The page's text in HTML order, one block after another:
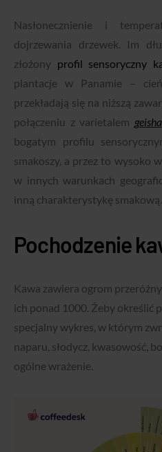
Nasłonecznienie i
dojrzewania drzewek. Im
złożony profil sensoryczny
plantacje w Panamie –
przekładają się na niższą
połączeniu z varietalem geisha
bogatym profilu
smakoszy, a przez to wysoko
w innych warunkach
inną charakterystykę smakową.
Pochodzenie
Kawa zawiera ogrom
ich ponad 1000. Żeby określić
specjalny wykres, w którym
naparu, słodycz, kwasowość,
ogólne wrażenie.